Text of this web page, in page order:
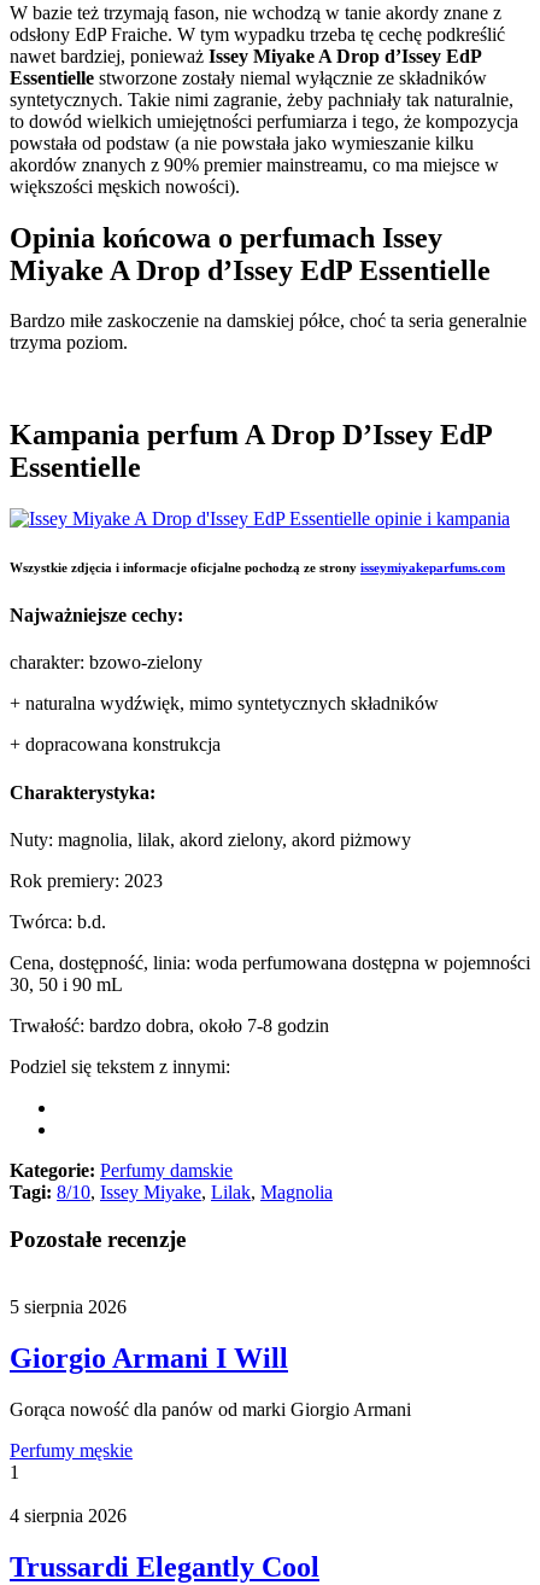
W bazie też trzymają fason, nie wchodzą w tanie akordy znane z
odsłony EdP Fraiche. W tym wypadku trzeba tę cechę podkreślić
nawet bardziej, ponieważ Issey Miyake A Drop d’Issey EdP
Essentielle stworzone zostały niemal wyłącznie ze składników
syntetycznych. Takie nimi zagranie, żeby pachniały tak naturalnie,
to dowód wielkich umiejętności perfumiarza i tego, że kompozycja
powstała od podstaw (a nie powstała jako wymieszanie kilku
akordów znanych z 90% premier mainstreamu, co ma miejsce w
większości męskich nowości).
Opinia końcowa o perfumach Issey
Miyake A Drop d’Issey EdP Essentielle
Bardzo miłe zaskoczenie na damskiej półce, choć ta seria generalnie
trzyma poziom.
Kampania perfum A Drop D’Issey EdP
Essentielle
Wszystkie zdjęcia i informacje oficjalne pochodzą ze strony isseymiyakeparfums.com
Najważniejsze cechy:
charakter: bzowo-zielony
+ naturalna wydźwięk, mimo syntetycznych składników
+ dopracowana konstrukcja
Charakterystyka:
Nuty: magnolia, lilak, akord zielony, akord piżmowy
Rok premiery: 2023
Twórca: b.d.
Cena, dostępność, linia: woda perfumowana dostępna w pojemności
30, 50 i 90 mL
Trwałość: bardzo dobra, około 7-8 godzin
Podziel się tekstem z innymi:
Kategorie: Perfumy damskie
Tagi: 8/10, Issey Miyake, Lilak, Magnolia
Pozostałe recenzje
5 sierpnia 2026
Giorgio Armani I Will
Gorąca nowość dla panów od marki Giorgio Armani
Perfumy męskie
1
4 sierpnia 2026
Trussardi Elegantly Cool